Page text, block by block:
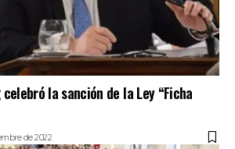
la sanción de la Ley “Ficha
de 2022